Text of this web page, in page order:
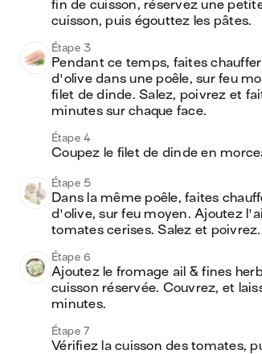
fin de cuisson, réservez une
cuisson, puis égouttez les pâtes.
Étape 3
Pendant ce temps, faites
d'olive dans une poêle, sur feu
filet de dinde. Salez, poivrez et
minutes sur chaque face.
Étape 4
Coupez le filet de dinde en
Étape 5
Dans la même poêle, faites
d'olive, sur feu moyen. Ajoutez
tomates cerises. Salez et poivrez.
Étape 6
Ajoutez le fromage ail & fines
cuisson réservée. Couvrez, et
minutes.
Étape 7
Vérifiez la cuisson des tomates,